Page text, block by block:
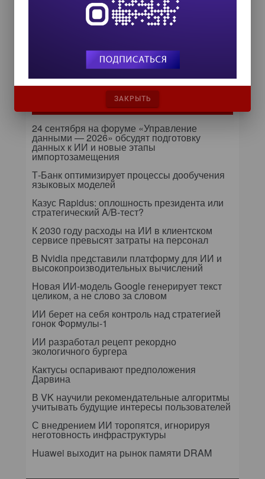
От кликов до миллионов: как
Бизнес видит больше, чем мог
предположить раньше
Самое читаемое
24 сентября на форуме «Управление
данными — 2026» обсудят подготовку
данных к ИИ и новые этапы
импортозамещения
Т-Банк оптимизирует процессы дообучения
языковых моделей
Казус Rapidus: оплошность президента или
стратегический A/B-тест?
К 2030 году расходы на ИИ в клиентском
сервисе превысят затраты на персонал
В Nvidia представили платформу для ИИ и
высокопроизводительных вычислений
Новая ИИ-модель Google генерирует текст
целиком, а не слово за словом
ИИ берет на себя контроль над стратегией
гонок Формулы-1
ИИ разработал рецепт рекордно
экологичного бургера
Кактусы оспаривают предположения
Дарвина
В VK научили рекомендательные алгоритмы
учитывать будущие интересы пользователей
С внедрением ИИ торопятся, игнорируя
неготовность инфраструктуры
Huawei выходит на рынок памяти DRAM
ЗАКРЫТЬ